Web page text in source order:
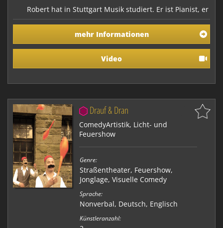
Robert hat in Stuttgart Musik studiert. Er ist Pianist, er
komponiert (Chansons, Chor- und A-Cappella-Stücke,
Chor HAPPY-VOICES in Kirchheim u. Teck. Er hat
Musikprojekte am Theater einstudiert und geleitet,
sang als Bass im A-Cappella-Ensemble D…
mehr Informationen
Video
Drauf & Dran
ComedyArtistik, Licht- und
Feuershow
Genre:
Straßentheater, Feuershow,
Jonglage, Visuelle Comedy
Sprache:
Nonverbal, Deutsch, Englisch
Künstleranzahl: